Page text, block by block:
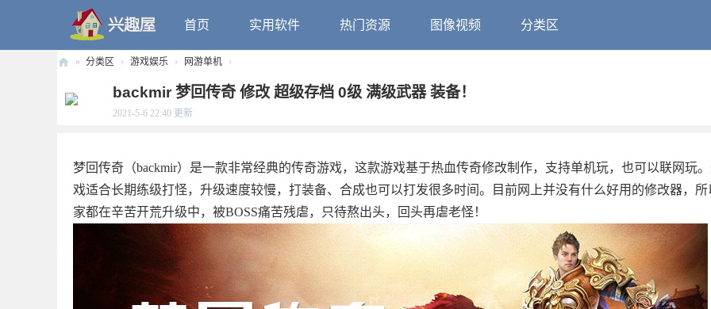
首页 实用软件 热门资源 图像视频 分类区
趣
» 分类区 › 游戏娱乐 › 网游单机 ›
backmir 梦回传奇 修改 超级存档 0级 满级武器 装备！
2021-5-6 22:40 更新
梦回传奇（backmir）是一款非常经典的传奇游戏，这款游戏基于热血传奇修改制作，支持单机玩，也可以联网玩
戏适合长期练级打怪，升级速度较慢，打装备、合成也可以打发很多时间。目前网上并没有什么好用的修改器，所
家都在辛苦开荒升级中，被BOSS痛苦残虐，只待熬出头，回头再虐老怪！